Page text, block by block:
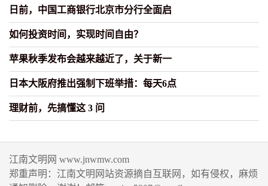
日前，中国工商银行北京市分行全面启
如何投资时间，实现时间自由？
苹果秋季发布会越来越近了，关于新一
日本大阪府推出强制下班举措：每天6点
理财前，先搞懂这 3 问
江南文明网 www.jnwmw.com
郑重声明：江南文明网站资源摘自互联网，如有侵权，麻烦